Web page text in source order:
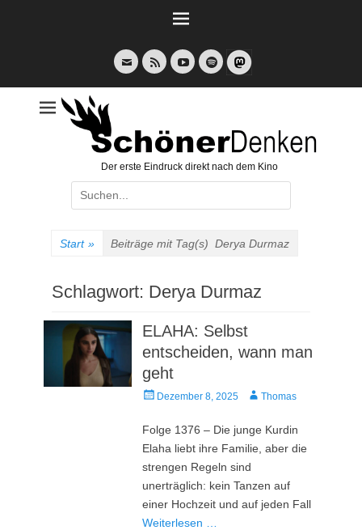
E-
Mail
Feed YouTubeSpotify
Der erste Eindruck direkt nach dem Kino
Suche
nach:
Start » Beiträge mit Tag(s) Derya Durmaz
Schlagwort: Derya Durmaz
ELAHA: Selbst
entscheiden, wann man
geht
Veröffentlicht
Dezember 8, 2025 AutorThomas
Folge 1376 – Die junge Kurdin
Elaha liebt ihre Familie, aber die
strengen Regeln sind
unerträglich: kein Tanzen auf
einer Hochzeit und auf jeden Fall
Weiterlesen …